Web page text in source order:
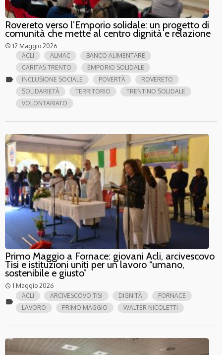
Rovereto verso l’Emporio solidale: un progetto di
comunità che mette al centro dignità e relazione
access_time 12 Maggio 2026
label
ACLI ALMAC
BANCO ALIMENTARE
CARITAS TRENTO
EMPORIO SOLIDALE
INCLUSIONE SOCIALE
POVERTÀ
ROVERETO
SOLIDARIETÀ
TERRITORIO
TRENTINO SOLIDALE
VOLONTARIATO
Primo Maggio a Fornace: giovani Acli, arcivescovo
Tisi e istituzioni uniti per un lavoro “umano,
sostenibile e giusto”
access_time 1 Maggio 2026
label
ACLI ARCIVESCOVO TISI DIGNITÀ
FORNACE
LAVORO
PRIMO MAGGIO WALTER NICOLETTI